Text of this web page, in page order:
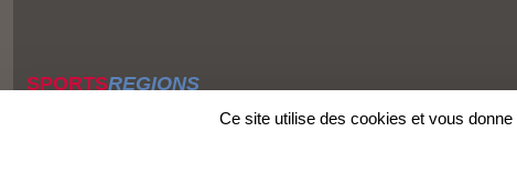
SPORTSREGIONS
Ce site utilise des cookies et vous